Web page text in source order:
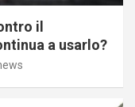
il
a usarlo?